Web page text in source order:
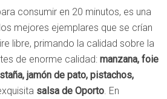
consumir en 20 minutos, es una
mejores ejemplares que se crían
libre, primando la calidad sobre la
de enorme calidad: manzana, foie
jamón de pato, pistachos,
salsa de Oporto. En